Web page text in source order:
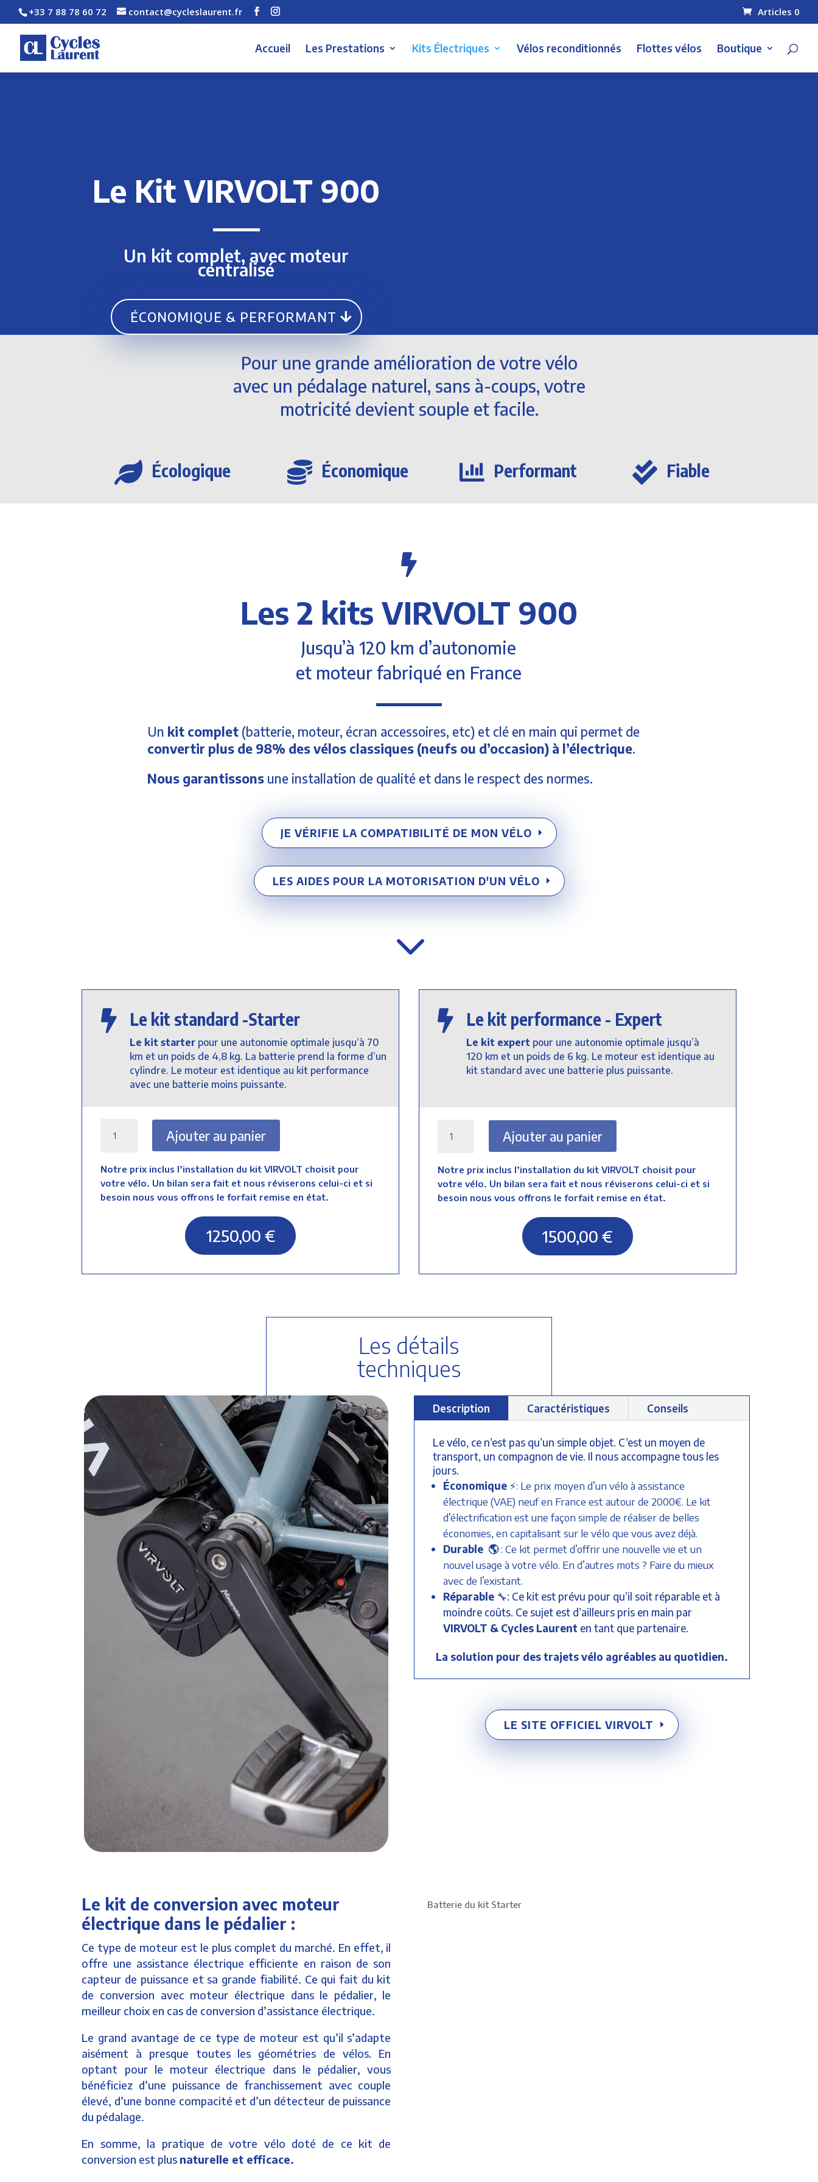
+33 7 88 78 60 72 contact@cycleslaurent.fr Articles 0
Accueil Les Prestations Kits Électriques Vélos reconditionnés Flottes vélos Boutique
Le Kit VIRVOLT 900
Un kit complet, avec moteur
centralisé
ÉCONOMIQUE & PERFORMANT
Pour une grande amélioration de votre vélo
avec un pédalage naturel, sans à-coups, votre
motricité devient souple et facile.
 Écologique  Économique  Performant  Fiable

Les 2 kits VIRVOLT 900
Jusqu’à 120 km d’autonomie
et moteur fabriqué en France
Un kit complet(batterie, moteur, écran accessoires, etc) et clé en main qui permet de
convertir plus de 98% des vélos classiques (neufs ou d’occasion) à l’électrique.
Nous garantissonsune installation de qualité et dans le respect des normes.
JE VÉRIFIE LA COMPATIBILITÉ DE MON VÉLO
LES AIDES POUR LA MOTORISATION D'UN VÉLO
3
 Le kit standard -Starter
Le kit starterpour une autonomie optimale jusqu’à 70
km et un poids de 4,8 kg. La batterie prend la forme d’un
cylindre. Le moteur est identique au kit performance
avec une batterie moins puissante.
900
Starter
Ajouter au panier
Notre prix inclus l’installation du kit VIRVOLT choisit pour
votre vélo. Un bilan sera fait et nous réviserons celui-ci et si
besoin nous vous offrons le forfait remise en état.
1250,00 €
 Le kit performance - Expert
Le kit expert pour une autonomie optimale jusqu’à
120 km et un poids de 6 kg. Le moteur est identique au
kit standard avec une batterie plus puissante.
900
Starter
Ajouter au panier
Notre prix inclus l’installation du kit VIRVOLT choisit pour
votre vélo. Un bilan sera fait et nous réviserons celui-ci et si
besoin nous vous offrons le forfait remise en état.
1500,00€
Les détails
techniques
Description Caractéristiques Conseils
Le vélo, ce n’est pas qu’un simple objet. C’est un moyen de
transport, un compagnon de vie. Il nous accompagne tous les
jours.
Économique ⚡: Le prix moyen d’un vélo à assistance
électrique (VAE) neuf en France est autour de 2000€. Le kit
d’électrification est une façon simple de réaliser de belles
économies, en capitalisant sur le vélo que vous avez déjà.
Durable 🌎: Ce kit permet d’offrir une nouvelle vie et un
nouvel usage à votre vélo. En d’autres mots ? Faire du mieux
avec de l’existant.
Réparable🔧: Ce kit est prévu pour qu’il soit réparable et à
moindre coûts. Ce sujet est d’ailleurs pris en main par
VIRVOLT & Cycles Laurent en tant que partenaire.
La solution pour des trajets vélo agréables au quotidien.
LE SITE OFFICIEL VIRVOLT
Le kit de conversion avec moteur
électrique dans le pédalier :
Ce type de moteur est le plus complet du marché. En effet, il
offre une assistance électrique efficiente en raison de son
capteur de puissance et sa grande fiabilité. Ce qui fait du kit
de conversion avec moteur électrique dans le pédalier, le
meilleur choix en cas de conversion d’assistance électrique.
Le grand avantage de ce type de moteur est qu’il s’adapte
aisément à presque toutes les géométries de vélos. En
optant pour le moteur électrique dans le pédalier, vous
bénéficiez d’une puissance de franchissement avec couple
élevé, d’une bonne compacité et d’un détecteur de puissance
du pédalage.
En somme, la pratique de votre vélo doté de ce kit de
conversion est plus naturelle et efficace.
Batterie du kit Starter